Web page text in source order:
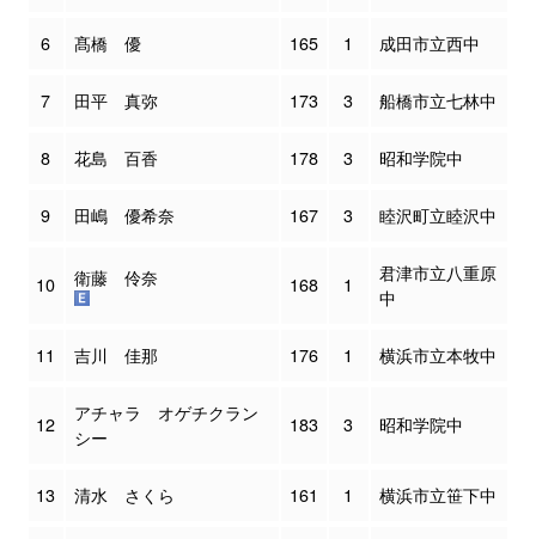
6 髙橋 優 165 1 成田市立西中
7 田平 真弥 173 3 船橋市立七林中
8 花島 百香 178 3 昭和学院中
9 田嶋 優希奈 167 3 睦沢町立睦沢中
10 衛藤 伶奈 168 1
君津市立八重原
中
11 吉川 佳那 176 1 横浜市立本牧中
12
アチャラ オゲチクラン
シー
183 3 昭和学院中
13 清水 さくら 161 1 横浜市立笹下中